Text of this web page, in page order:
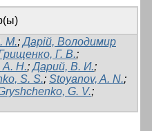
М.;Дарій, Володимир
Г. В.;
А. Н.;Дарий, В. И.;
S. S.; Stoyanov, A. N.;
G. V.;